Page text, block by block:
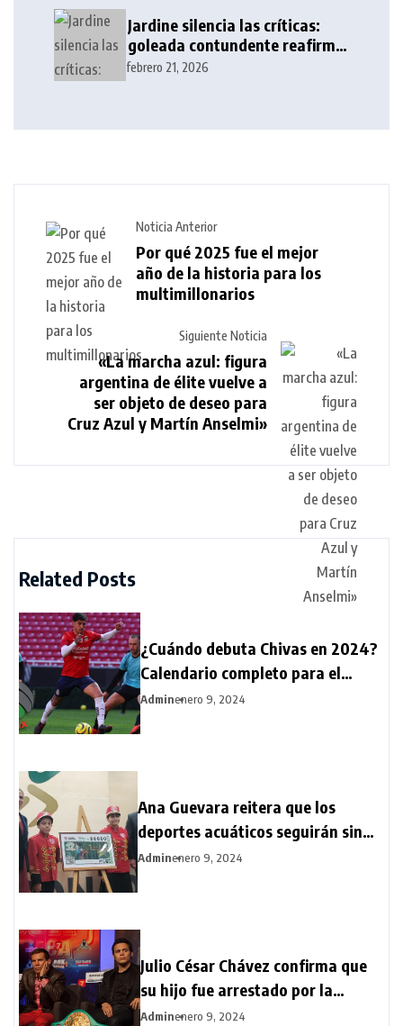
Jardine silencia las críticas:
goleada contundente reafirma
su liderazgo en el Clausura
febrero 21, 2026
Noticia Anterior
Por qué 2025 fue el mejor
año de la historia para los
multimillonarios
Siguiente Noticia
«La marcha azul: figura
argentina de élite vuelve a
ser objeto de deseo para
Cruz Azul y Martín Anselmi»
Related Posts
¿Cuándo debuta Chivas en 2024?
Calendario completo para el
rebaño sagrado
Adminenero 9, 2024
Ana Guevara reitera que los
deportes acuáticos seguirán sin
becas: “Hay intereses detrás de la
Federación”
Adminenero 9, 2024
Julio César Chávez confirma que
su hijo fue arrestado por la
posesión ilegal de un rifle
Adminenero 9, 2024